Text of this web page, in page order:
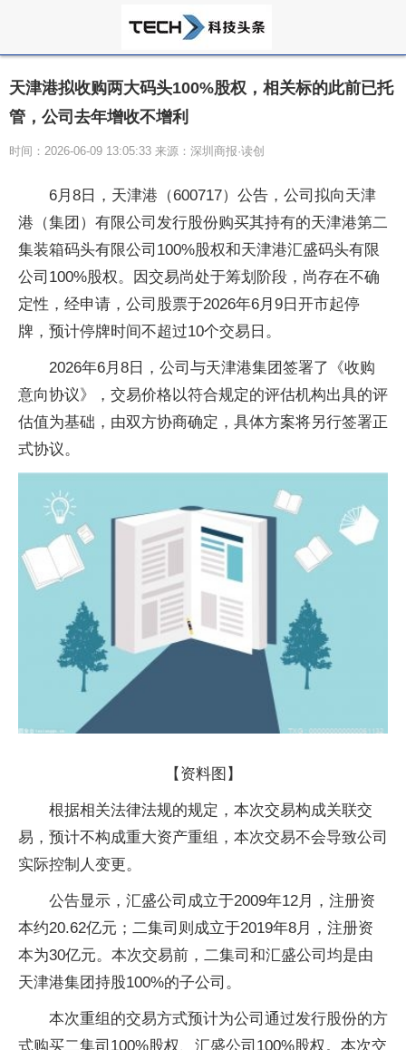
天津港拟收购两大码头100%股权，相关标的此前已托
管，公司去年增收不增利
时间：2026-06-09 13:05:33 来源：深圳商报·读创
6月8日，天津港（600717）公告，公司拟向天津
港（集团）有限公司发行股份购买其持有的天津港第二
集装箱码头有限公司100%股权和天津港汇盛码头有限
公司100%股权。因交易尚处于筹划阶段，尚存在不确
定性，经申请，公司股票于2026年6月9日开市起停
牌，预计停牌时间不超过10个交易日。
2026年6月8日，公司与天津港集团签署了《收购
意向协议》，交易价格以符合规定的评估机构出具的评
估值为基础，由双方协商确定，具体方案将另行签署正
式协议。
【资料图】
根据相关法律法规的规定，本次交易构成关联交
易，预计不构成重大资产重组，本次交易不会导致公司
实际控制人变更。
公告显示，汇盛公司成立于2009年12月，注册资
本约20.62亿元；二集司则成立于2019年8月，注册资
本为30亿元。本次交易前，二集司和汇盛公司均是由
天津港集团持股100%的子公司。
本次重组的交易方式预计为公司通过发行股份的方
式购买二集司100%股权、汇盛公司100%股权。本次交